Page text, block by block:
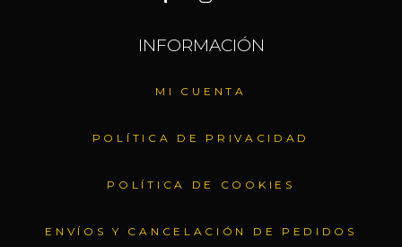
INFORMACIÓN
MI CUENTA
POLÍTICA DE PRIVACIDAD
POLÍTICA DE COOKIES
ENVÍOS Y CANCELACIÓN DE PEDIDOS